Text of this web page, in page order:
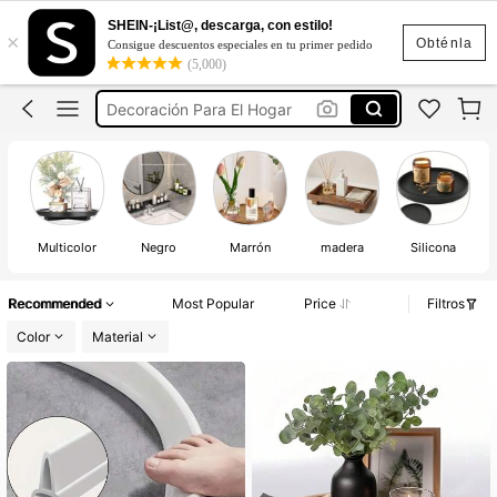
Obténla
×
SHEIN-¡List@, descarga, con estilo!
Consigue descuentos especiales en tu primer pedido
(5,000)
Bandeja Decorativa Para Mesa
Bandeja Decorativa
Decoración Para El Hogar
Decoración Para Baño
Bandeja Decorativa
Multicolor Negro Marrón madera Silicona
Recommended Most Popular Price
Filtros
Color
Material